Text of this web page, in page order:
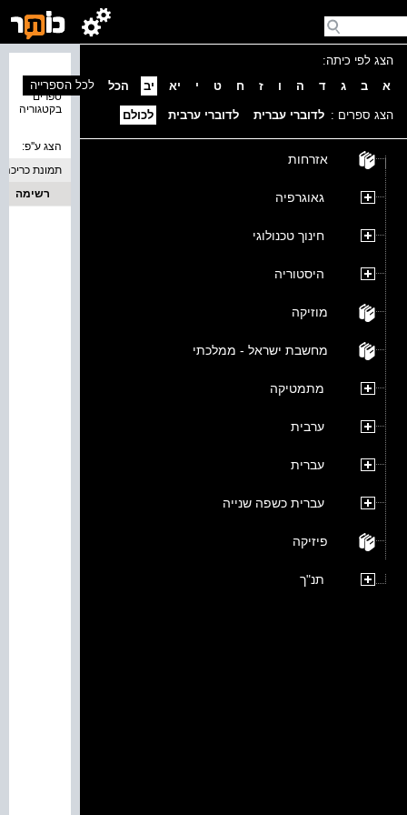
הצג לפי כיתה:
א
ב ג ד ה ו ז ח ט י יא יב הכל
הצג ספרים : לדוברי עברית לדוברי ערבית לכולם
אזרחות
גאוגרפיה
חינוך טכנולוגי
היסטוריה
מוזיקה
מחשבת ישראל - ממלכתי
מתמטיקה
ערבית
עברית
עברית כשפה שנייה
פיזיקה
תנ"ך
ספרים
בקטגוריה
לכל הספרייה
הצג ע''פ:
תמונת כריכה
רשימה